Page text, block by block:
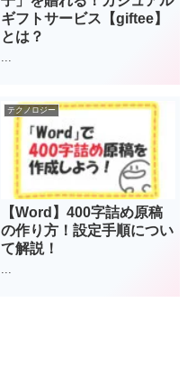
ギフトサービス【giftee】
とは？
...
テクノロジー
【Word】400字詰め原稿
の作り方！設定手順につい
て解説！